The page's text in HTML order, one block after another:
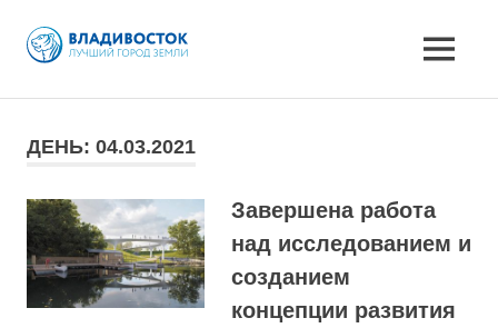
content
MENU
ДЕНЬ: 04.03.2021
Завершена работа
над исследованием и
созданием
концепции развития